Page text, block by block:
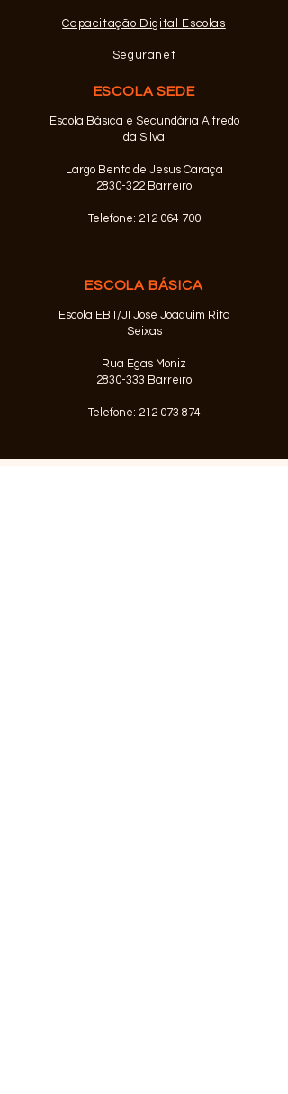
Capacitação Digital Escolas
Seguranet
ESCOLA SEDE
Escola Básica e Secundária Alfredo
da Silva
Largo Bento de Jesus Caraça
2830-322 Barreiro
Telefone: 212 064 700
ESCOLA BÁSICA
Escola EB1/JI José Joaquim Rita
Seixas
Rua Egas Moniz
2830-333 Barreiro
Telefone: 212 073 874